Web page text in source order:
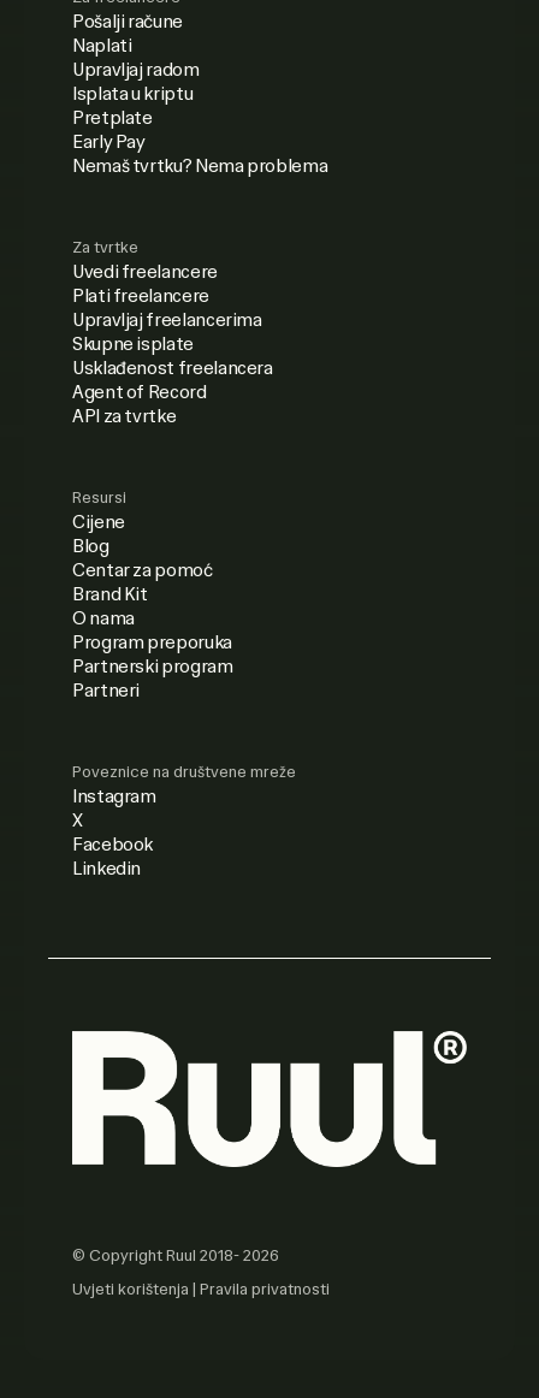
Pošalji račune
Naplati
Upravljaj radom
Isplata u kriptu
Pretplate
Early Pay
Nemaš tvrtku? Nema problema
Za tvrtke
Uvedi freelancere
Plati freelancere
Upravljaj freelancerima
Skupne isplate
Usklađenost freelancera
Agent of Record
API za tvrtke
Resursi
Cijene
Blog
Centar za pomoć
Brand Kit
O nama
Program preporuka
Partnerski program
Partneri
© Copyright Ruul 2018- 2026
Uvjeti korištenja | Pravila privatnosti
Poveznice na društvene mreže
Instagram
X
Facebook
Linkedin